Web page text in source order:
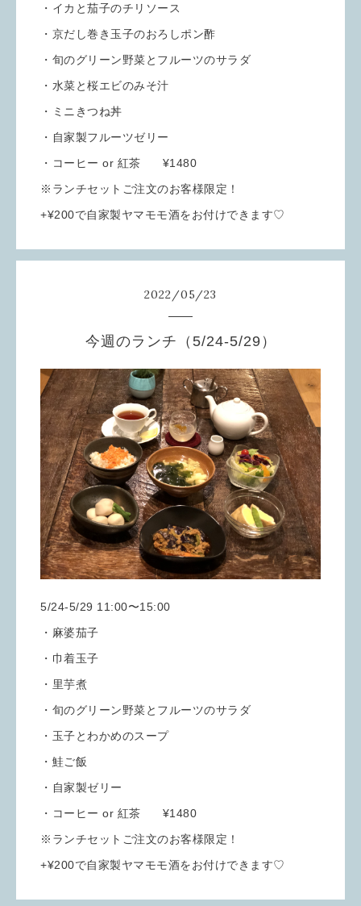
・イカと茄子のチリソース
・京だし巻き玉子のおろしポン酢
・旬のグリーン野菜とフルーツのサラダ
・水菜と桜エビのみそ汁
・ミニきつね丼
・自家製フルーツゼリー
・コーヒー or 紅茶 ¥1480
※ランチセットご注文のお客様限定！
+¥200で自家製ヤマモモ酒をお付けできます♡
2022/05/23
今週のランチ（5/24-5/29）
5/24-5/29 11:00〜15:00
・麻婆茄子
・巾着玉子
・里芋煮
・旬のグリーン野菜とフルーツのサラダ
・玉子とわかめのスープ
・鮭ご飯
・自家製ゼリー
・コーヒー or 紅茶 ¥1480
※ランチセットご注文のお客様限定！
+¥200で自家製ヤマモモ酒をお付けできます♡